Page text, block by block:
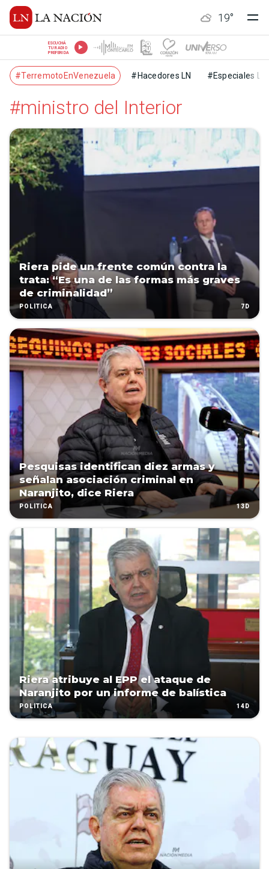
19°
ESCUCHÁ
TU RADIO
PREFERIDA
#TerremotoEnVenezuela #Hacedores LN #Especiales LN
#ministro del Interior
Riera pide un frente común contra la
trata: “Es una de las formas más graves
de criminalidad”
POLÍTICA 7D
Pesquisas identifican diez armas y
señalan asociación criminal en
Naranjito, dice Riera
POLÍTICA 13D
Riera atribuye al EPP el ataque de
Naranjito por un informe de balística
POLÍTICA 14D